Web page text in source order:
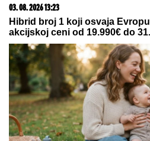
06. 08. 2026 09:39
Marija (3) se igrala u dvorištu i
42 godine otac je pronašao,
gde je bila